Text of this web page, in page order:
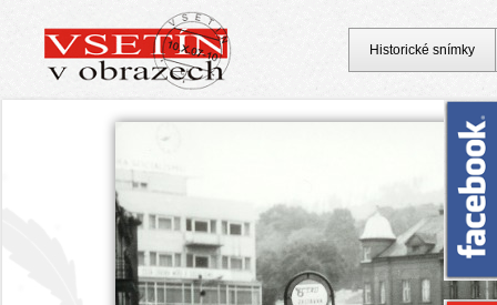
Historické snímky